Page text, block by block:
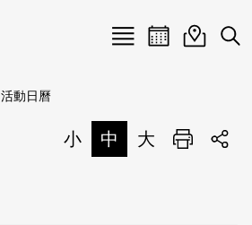
Menu
活動日曆活動地圖
展
活動日曆
小 中 大 列印